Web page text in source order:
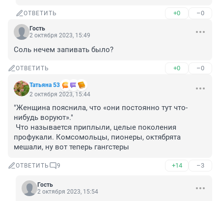
ОТВЕТИТЬ +0 –0
Гость
2 октября 2023, 15:49
Соль нечем запивать было?
ОТВЕТИТЬ +0 –0
Татьяна 53
2 октября 2023, 15:44
"Женщина пояснила, что «они постоянно тут что-
нибудь воруют»."
Что называется приплыли, целые поколения
профукали. Комсомольцы, пионеры, октябрята
мешали, ну вот теперь гангстеры
ОТВЕТИТЬ 9 +14 –3
Гость
2 октября 2023, 15:54